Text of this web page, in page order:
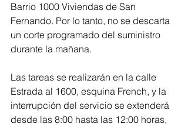
Barrio 1000 Viviendas de San
Fernando. Por lo tanto, no se descarta
un corte programado del suministro
durante la mañana.
Las tareas se realizarán en la calle
Estrada al 1600, esquina French, y la
interrupción del servicio se extenderá
desde las 8:00 hasta las 12:00 horas,